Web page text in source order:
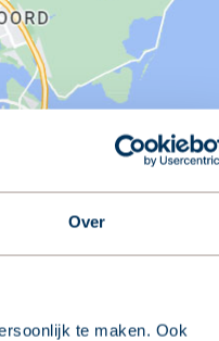
Over
te maken. Ook